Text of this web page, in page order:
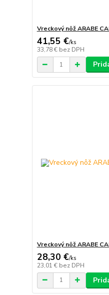
Vreckový nôž ARABE
41,55 €/ks
33,78 € bez DPH
Vreckový nôž ARABE
28,30 €/ks
23,01 € bez DPH